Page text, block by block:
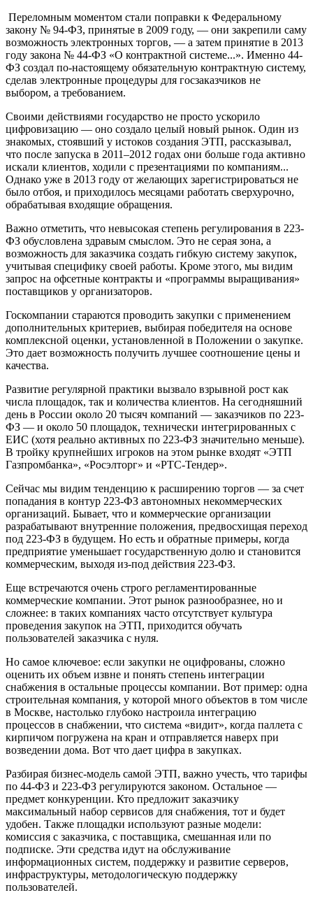
Переломным моментом стали поправки к Федеральному
закону № 94-ФЗ, принятые в 2009 году, — они закрепили саму
возможность электронных торгов, — а затем принятие в 2013
году закона № 44-ФЗ «О контрактной системе...». Именно 44-
ФЗ создал по-настоящему обязательную контрактную систему,
сделав электронные процедуры для госзаказчиков не
выбором, а требованием.
Своими действиями государство не просто ускорило
цифровизацию — оно создало целый новый рынок. Один из
знакомых, стоявший у истоков создания ЭТП, рассказывал,
что после запуска в 2011–2012 годах они больше года активно
искали клиентов, ходили с презентациями по компаниям...
Однако уже в 2013 году от желающих зарегистрироваться не
было отбоя, и приходилось месяцами работать сверхурочно,
обрабатывая входящие обращения.
Важно отметить, что невысокая степень регулирования в 223-
ФЗ обусловлена здравым смыслом. Это не серая зона, а
возможность для заказчика создать гибкую систему закупок,
учитывая специфику своей работы. Кроме этого, мы видим
запрос на офсетные контракты и «программы выращивания»
поставщиков у организаторов.
Госкомпании стараются проводить закупки с применением
дополнительных критериев, выбирая победителя на основе
комплексной оценки, установленной в Положении о закупке.
Это дает возможность получить лучшее соотношение цены и
качества.
Развитие регулярной практики вызвало взрывной рост как
числа площадок, так и количества клиентов. На сегодняшний
день в России около 20 тысяч компаний — заказчиков по 223-
ФЗ — и около 50 площадок, технически интегрированных с
ЕИС (хотя реально активных по 223-ФЗ значительно меньше).
В тройку крупнейших игроков на этом рынке входят «ЭТП
Газпромбанка», «Росэлторг» и «РТС-Тендер».
Сейчас мы видим тенденцию к расширению торгов — за счет
попадания в контур 223-ФЗ автономных некоммерческих
организаций. Бывает, что и коммерческие организации
разрабатывают внутренние положения, предвосхищая переход
под 223-ФЗ в будущем. Но есть и обратные примеры, когда
предприятие уменьшает государственную долю и становится
коммерческим, выходя из-под действия 223-ФЗ.
Еще встречаются очень строго регламентированные
коммерческие компании. Этот рынок разнообразнее, но и
сложнее: в таких компаниях часто отсутствует культура
проведения закупок на ЭТП, приходится обучать
пользователей заказчика с нуля.
Но самое ключевое: если закупки не оцифрованы, сложно
оценить их объем извне и понять степень интеграции
снабжения в остальные процессы компании. Вот пример: одна
строительная компания, у которой много объектов в том числе
в Москве, настолько глубоко настроила интеграцию
процессов в снабжении, что система «видит», когда паллета с
кирпичом погружена на кран и отправляется наверх при
возведении дома. Вот что дает цифра в закупках.
Разбирая бизнес-модель самой ЭТП, важно учесть, что тарифы
по 44-ФЗ и 223-ФЗ регулируются законом. Остальное —
предмет конкуренции. Кто предложит заказчику
максимальный набор сервисов для снабжения, тот и будет
удобен. Также площадки используют разные модели:
комиссия с заказчика, с поставщика, смешанная или по
подписке. Эти средства идут на обслуживание
информационных систем, поддержку и развитие серверов,
инфраструктуры, методологическую поддержку
пользователей.